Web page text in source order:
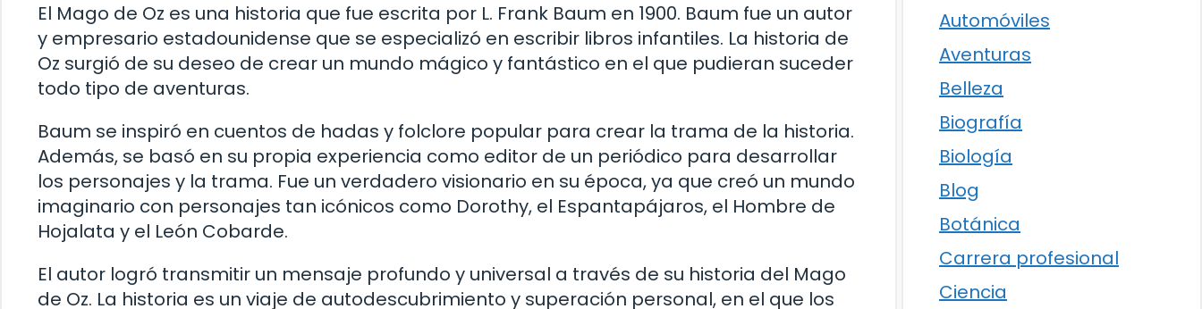
El Mago de Oz es una historia que fue escrita por L. Frank Baum en 1900. Baum fue un autor
y empresario estadounidense que se especializó en escribir libros infantiles. La historia de
Oz surgió de su deseo de crear un mundo mágico y fantástico en el que pudieran suceder
todo tipo de aventuras.
Baum se inspiró en cuentos de hadas y folclore popular para crear la trama de la historia.
Además, se basó en su propia experiencia como editor de un periódico para desarrollar
los personajes y la trama. Fue un verdadero visionario en su época, ya que creó un mundo
imaginario con personajes tan icónicos como Dorothy, el Espantapájaros, el Hombre de
Hojalata y el León Cobarde.
El autor logró transmitir un mensaje profundo y universal a través de su historia del Mago
de Oz. La historia es un viaje de autodescubrimiento y superación personal, en el que los
Automóviles
Aventuras
Belleza
Biografía
Biología
Blog
Botánica
Carrera profesional
Ciencia